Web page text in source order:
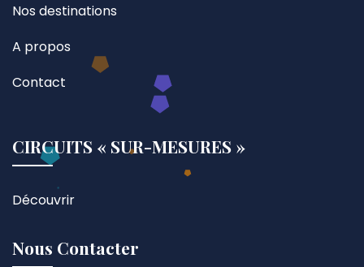
Nos destinations
A propos
Contact
CIRCUITS « SUR-MESURES »
Découvrir
Nous Contacter